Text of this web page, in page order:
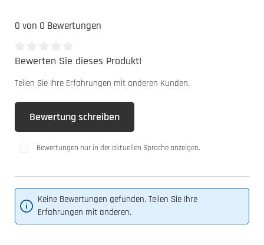
0 von 0 Bewertungen
Durchschnittliche Bewertung von 0 von 5 Sternen
Bewerten Sie dieses Produkt!
Teilen Sie Ihre Erfahrungen mit anderen Kunden.
Bewertung schreiben
Bewertungen nur in der aktuellen Sprache anzeigen.
Keine Bewertungen gefunden. Teilen Sie Ihre
Erfahrungen mit anderen.